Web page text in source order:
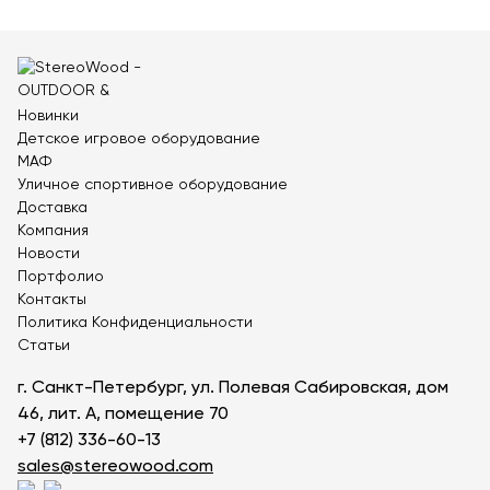
Мобильные и стационарные трибуны
Показать все товары
О компании▼
Партнёрам
Новости
Портфолио
Статьи
Личный кабинет
Новинки
Детское игровое оборудование
МАФ
Уличное спортивное оборудование
Доставка
Компания
Новости
Портфолио
Контакты
Политика Конфиденциальности
Статьи
г. Санкт-Петербург, ул. Полевая Сабировская, дом
46, лит. А, помещение 70
+7 (812) 336-60-13
sales@stereowood.com